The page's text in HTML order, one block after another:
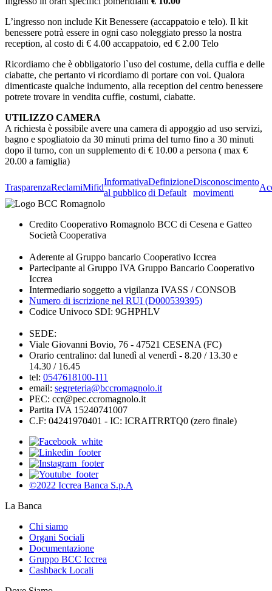
L’ingresso non include Kit Benessere (accappatoio e telo). Il kit
benessere potrà essere in ogni caso noleggiato presso la nostra
reception, al costo di € 4.00 accappatoio, ed € 2.00 Telo
Ricordiamo che è obbligatorio l`uso del costume, della cuffia e delle
ciabatte, che pertanto vi ricordiamo di portare con voi. Qualora
dimenticaste qualche indumento, alla reception del centro benessere
potrete trovare in vendita cuffie, costumi, ciabatte.
UTILIZZO CAMERA
A richiesta è possibile avere una camera di appoggio ad uso servizi,
bagno e spogliatoio da 30 minuti prima del turno fino a 30 minuti
dopo il turno, con un supplemento di € 10.00 a persona ( max €
20.00 a famiglia)
TrasparenzaReclamiMifid
Informativa
al pubblico
Definizione
di Default
Disconoscimento
movimenti
Credito Cooperativo Romagnolo BCC di Cesena e Gatteo
Società Cooperativa
Aderente al Gruppo bancario Cooperativo Iccrea
Partecipante al Gruppo IVA Gruppo Bancario Cooperativo
Iccrea
Intermediario soggetto a vigilanza IVASS / CONSOB
Numero di iscrizione nel RUI (D000539395)
Codice Univoco SDI: 9GHPHLV
SEDE:
Viale Giovanni Bovio, 76 - 47521 CESENA (FC)
Orario centralino: dal lunedì al venerdì - 8.20 / 13.30 e
14.30 / 16.45
tel: 0547618100-111
email: segreteria@bccromagnolo.it
PEC: ccr@pec.ccromagnolo.it
Partita IVA 15240741007
C.F: 04241970401 - IC: ICRAITRRTQ0 (zero finale)
©2022 Iccrea Banca S.p.A
La Banca
Chi siamo
Organi Sociali
Documentazione
Gruppo BCC Iccrea
Cashback Locali